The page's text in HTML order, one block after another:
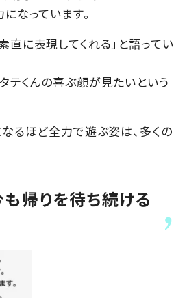
なっています。
に表現してくれる」と語ってい
テくんの喜ぶ顔が見たいという
るほど全力で遊ぶ姿は、多くの
帰りを待ち続ける